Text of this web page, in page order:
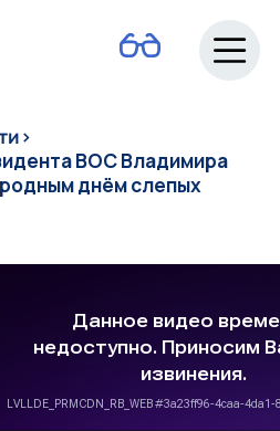
›
ВОС Владимира
днём слепых